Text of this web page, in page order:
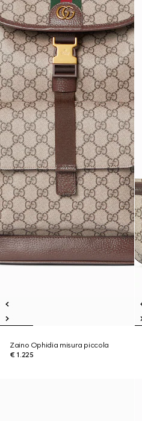
Zaino Ophidia misura piccola
€ 1.225